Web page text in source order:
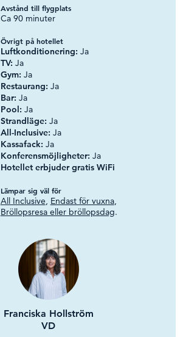
Avstånd till flygplats
Ca 90 minuter
Övrigt på hotellet
Luftkonditionering: Ja
TV: Ja
Gym: Ja
Restaurang: Ja
Bar: Ja
Pool: Ja
Strandläge: Ja
All-Inclusive: Ja
Kassafack: Ja
Konferensmöjligheter: Ja
Hotellet erbjuder gratis WiFi
Lämpar sig väl för
All Inclusive, Endast för vuxna,
Bröllopsresa eller bröllopsdag.
Franciska Hollström
VD